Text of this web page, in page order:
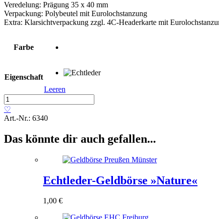
Veredelung: Prägung 35 x 40 mm
Verpackung: Polybeutel mit Eurolochstanzung
Extra: Klarsichtverpackung zzgl. 4C-Headerkarte mit
Farbe
Eigenschaft
Leeren
Echtleder-
Geldbörse
»Trapani«
♡
Art.-Nr.: 6340
Das könnte dir auch gefallen...
Echtleder-Geldbörse »Nature«
1,00 €